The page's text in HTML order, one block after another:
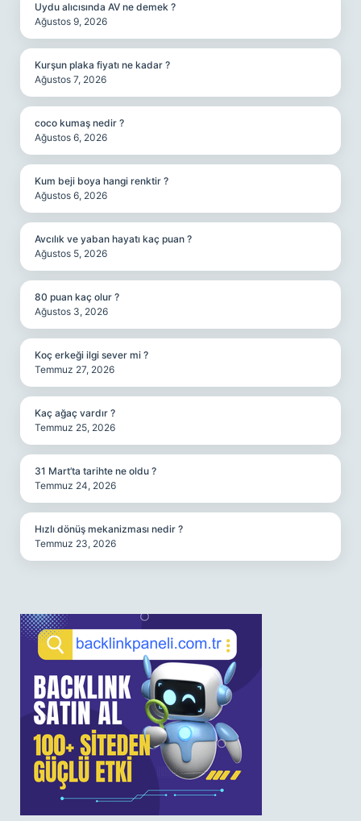
Uydu alıcısında AV ne demek ?
Ağustos 9, 2026
Kurşun plaka fiyatı ne kadar ?
Ağustos 7, 2026
coco kumaş nedir ?
Ağustos 6, 2026
Kum beji boya hangi renktir ?
Ağustos 6, 2026
Avcılık ve yaban hayatı kaç puan ?
Ağustos 5, 2026
80 puan kaç olur ?
Ağustos 3, 2026
Koç erkeği ilgi sever mi ?
Temmuz 27, 2026
Kaç ağaç vardır ?
Temmuz 25, 2026
31 Mart’ta tarihte ne oldu ?
Temmuz 24, 2026
Hızlı dönüş mekanizması nedir ?
Temmuz 23, 2026